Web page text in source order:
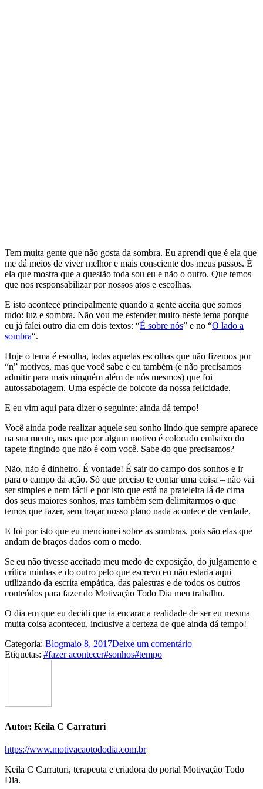
Tem muita gente que não gosta da sombra. Eu aprendi que é ela que
me dá meios de viver melhor e mais consciente dos meus passos. É
ela que mostra que a questão toda sou eu e não o outro. Que temos
que nos responsabilizar por nossos atos e escolhas.
E isto acontece principalmente quando a gente aceita que somos
tudo: luz e sombra. Não vou me estender muito neste tema porque
eu já falei outro dia em dois textos: “É sobre nós” e no “O lado a
sombra“.
Hoje o tema é escolha, todas aquelas escolhas que não fizemos por
“n” motivos, mas que você sabe e eu também (e não precisamos
admitir para mais ninguém além de nós mesmos) que foi
autossabotagem. Uma espécie de boicote da nossa felicidade.
E eu vim aqui para dizer o seguinte: ainda dá tempo!
Você ainda pode realizar aquele seu sonho lindo que sempre aparece
na sua mente, mas que por algum motivo é colocado embaixo do
tapete fingindo que não é com você. Sabe do que precisamos?
Não, não é dinheiro. É vontade! É sair do campo dos sonhos e ir
para o campo da ação. Só que preciso te contar uma coisa – não vai
ser simples e nem fácil e por isto que está na prateleira lá de cima
dos seus maiores sonhos, mas também sem delimitarmos o que
temos que fazer, sem traçar nosso plano nada acontece de verdade.
E foi por isto que eu mencionei sobre as sombras, pois são elas que
andam de braços dados com o medo.
Se eu não tivesse aceitado meu medo de exposição, do julgamento e
crítica minhas e do outro pelo que escrevo eu não estaria aqui
utilizando da escrita empática, das palestras e de todos os outros
conteúdos para fazer do Motivação Todo Dia meu trabalho.
O dia em que eu decidi que ia encarar a realidade de ser eu mesma
muita coisa aconteceu, inclusive a certeza de que ainda dá tempo!
Categoria: Blogmaio 8, 2017Deixe um comentário
Etiquetas: #fazer acontecer#sonhos#tempo
Autor: Keila C Carraturi
https://www.motivacaotododia.com.br
Keila C Carraturi, terapeuta e criadora do portal Motivação Todo
Dia.